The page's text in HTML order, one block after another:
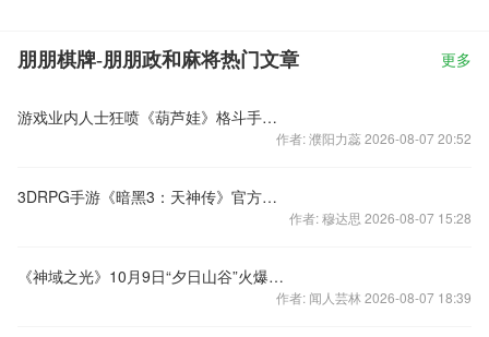
朋朋棋牌-朋朋政和麻将热门文章 更多
游戏业内人士狂喷《葫芦娃》格斗手游或将逆袭
作者: 濮阳力蕊 2026-08-07 20:52
3DRPG手游《暗黑3：天神传》官方宣传片
作者: 穆达思 2026-08-07 15:28
《神域之光》10月9日“夕日山谷”火爆开启
作者: 闻人芸林 2026-08-07 18:39